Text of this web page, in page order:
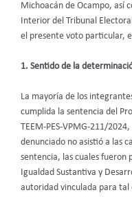
Michoacán de Ocampo, así
Interior del Tribunal
el presente voto particular,
1. Sentido de la
La mayoría de los
cumplida la sentencia del
TEEM-PES-VPMG-211/
denunciado no asistió a las
sentencia, las cuales fueron
Igualdad Sustantiva y
autoridad vinculada para tal